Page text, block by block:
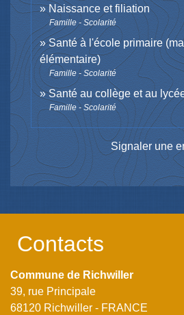
Naissance et filiation
Famille - Scolarité
Santé à l'école primaire
élémentaire)
Famille - Scolarité
Santé au collège et au
Famille - Scolarité
Signaler une
Contacts
Commune de Richwiller
39, rue Principale
68120 Richwiller - FRANCE